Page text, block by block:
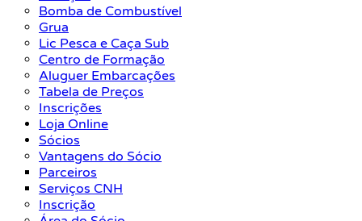
Bomba de Combustível
Grua
Lic Pesca e Caça Sub
Centro de Formação
Aluguer Embarcações
Tabela de Preços
Inscrições
Loja Online
Sócios
Vantagens do Sócio
Parceiros
Serviços CNH
Inscrição